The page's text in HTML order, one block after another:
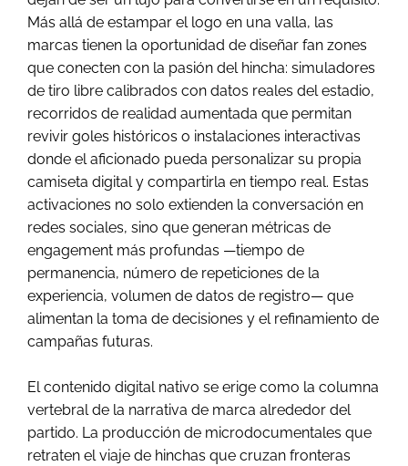
Más allá de estampar el logo en una valla, las
marcas tienen la oportunidad de diseñar fan zones
que conecten con la pasión del hincha: simuladores
de tiro libre calibrados con datos reales del estadio,
recorridos de realidad aumentada que permitan
revivir goles históricos o instalaciones interactivas
donde el aficionado pueda personalizar su propia
camiseta digital y compartirla en tiempo real. Estas
activaciones no solo extienden la conversación en
redes sociales, sino que generan métricas de
engagement más profundas —tiempo de
permanencia, número de repeticiones de la
experiencia, volumen de datos de registro— que
alimentan la toma de decisiones y el refinamiento de
campañas futuras.
El contenido digital nativo se erige como la columna
vertebral de la narrativa de marca alrededor del
partido. La producción de microdocumentales que
retraten el viaje de hinchas que cruzan fronteras